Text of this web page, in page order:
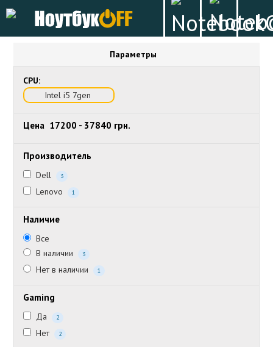
Параметры
CPU:
Intel i5 7gen
Цена 17200 - 37840 грн.
Производитель
Dell 3
Lenovo 1
Наличие
Все
В наличии
3
Нет в наличии 1
Gaming
Да 2
Нет 2